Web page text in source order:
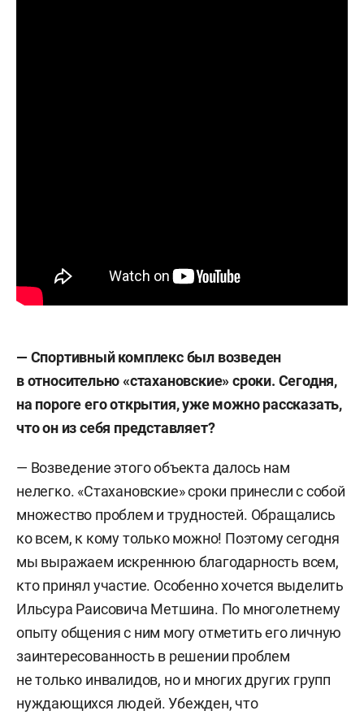
— Спортивный комплекс был возведен
в относительно «стахановские» сроки. Сегодня,
на пороге его открытия, уже можно рассказать,
что он из себя представляет?
— Возведение этого объекта далось нам
нелегко. «Стахановские» сроки принесли с собой
множество проблем и трудностей. Обращались
ко всем, к кому только можно! Поэтому сегодня
мы выражаем искреннюю благодарность всем,
кто принял участие. Особенно хочется выделить
Ильсура Раисовича Метшина. По многолетнему
опыту общения с ним могу отметить его личную
заинтересованность в решении проблем
не только инвалидов, но и многих других групп
нуждающихся людей. Убежден, что